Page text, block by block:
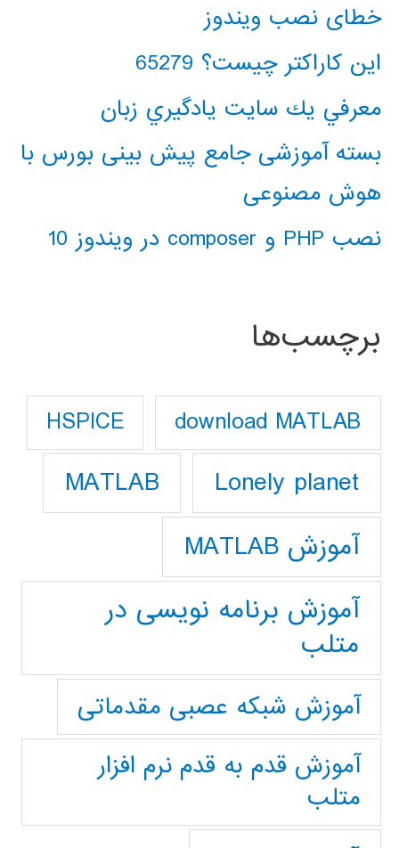
خطای نصب ویندوز
این کاراکتر چیست؟ 65279
معرفي يك سايت يادگيري زبان
بسته آموزشی جامع پیش بینی بورس با
هوش مصنوعی
نصب PHP و composer در ویندوز 10
برچسب‌ها
download MATLAB
HSPICE
Lonely planet
MATLAB
آموزش MATLAB
آموزش برنامه نویسی در
متلب
آموزش شبکه عصبی مقدماتی
آموزش قدم به قدم نرم افزار
متلب